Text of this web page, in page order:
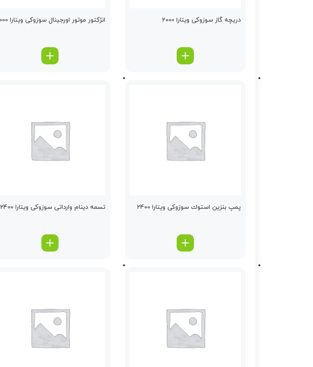
دریچه گاز سوزوکی ویتارا 2000 انژكتور موتور اورجینال سوزوکی ویتارا 2000
پمپ بنزین استوك سوزوکی ویتارا 2400 تسمه دینام وارداتی سوزوکی ویتارا 2400